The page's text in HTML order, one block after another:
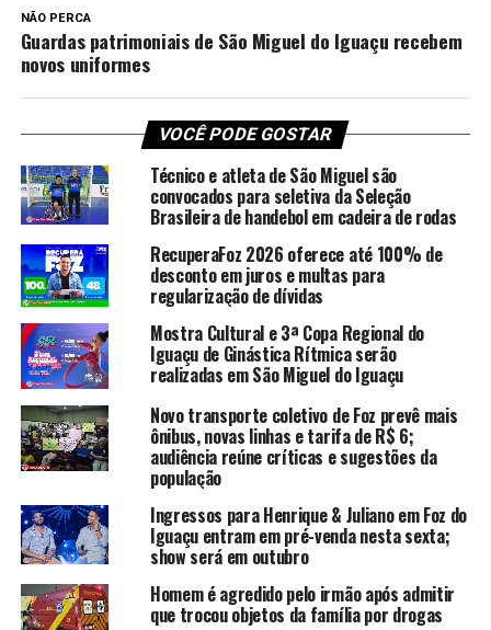
NÃO PERCA
Guardas patrimoniais de São Miguel do Iguaçu recebem
novos uniformes
VOCÊ PODE GOSTAR
Técnico e atleta de São Miguel são
convocados para seletiva da Seleção
Brasileira de handebol em cadeira de rodas
RecuperaFoz 2026 oferece até 100% de
desconto em juros e multas para
regularização de dívidas
Mostra Cultural e 3ª Copa Regional do
Iguaçu de Ginástica Rítmica serão
realizadas em São Miguel do Iguaçu
Novo transporte coletivo de Foz prevê mais
ônibus, novas linhas e tarifa de R$ 6;
audiência reúne críticas e sugestões da
população
Ingressos para Henrique & Juliano em Foz do
Iguaçu entram em pré-venda nesta sexta;
show será em outubro
Homem é agredido pelo irmão após admitir
que trocou objetos da família por drogas